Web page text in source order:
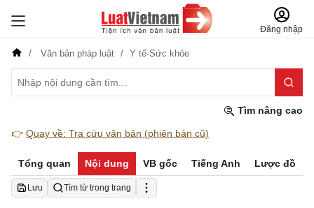
Đăng nhập
Văn bản pháp luật Y tế-Sức khỏe
Tìm nâng cao
👉 Quay về: Tra cứu văn bản (phiên bản cũ)
Tổng quan Nội dung VB gốc Tiếng Anh Lược đồ
Lưu Tìm từ trong trang